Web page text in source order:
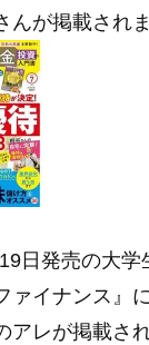
が掲載されま
日発売の大学
ァイナンス』
レが掲載され